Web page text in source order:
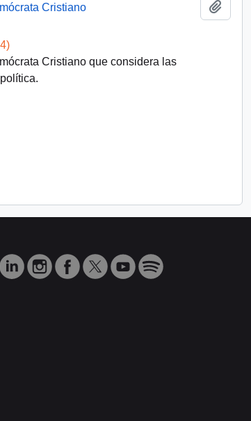
Cristiano
Cristiano que considera las